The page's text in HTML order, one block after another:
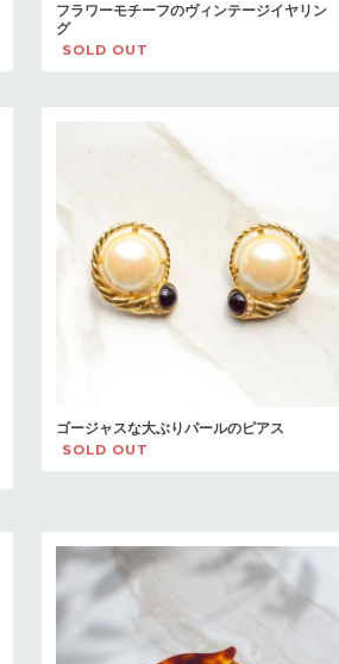
フラワーモチーフのヴィンテージイヤリン
グ
SOLD OUT
ゴージャスな大ぶりパールのピアス
SOLD OUT